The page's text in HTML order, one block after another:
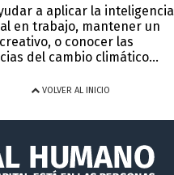
a aplicar la inteligencia
en trabajo, mantener un
o conocer las
del cambio climático...
VOLVER AL INICIO